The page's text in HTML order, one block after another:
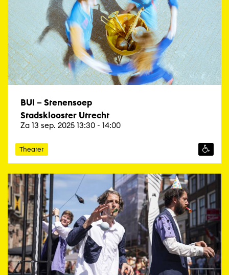
BUI – Stenensoep
Stadsklooster Utrecht
Za 13 sep. 2025 13:30 - 14:00
Theater